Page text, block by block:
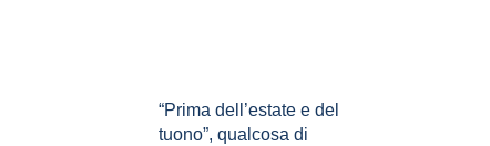
“Prima dell’estate e del
tuono”, qualcosa di